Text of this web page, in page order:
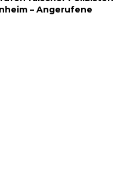
– Angerufene